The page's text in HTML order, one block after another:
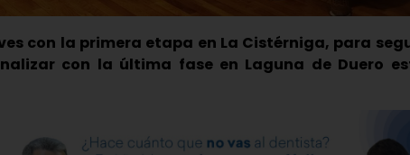
con la primera etapa en La Cistérniga, para
con la última fase en Laguna de Duero